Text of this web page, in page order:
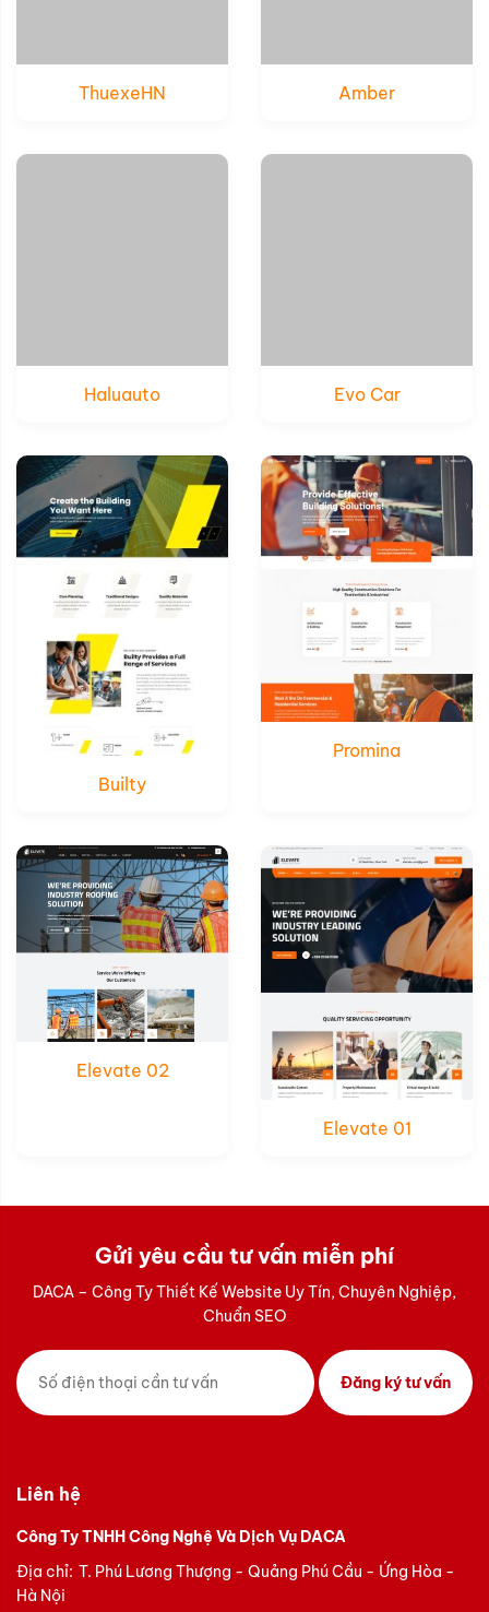
ThuexeHN Amber
Haluauto Evo Car
Chi tiết
Builty
Chi tiết
Promina
Chi tiết
Elevate 02
Chi tiết
Elevate 01
Gửi yêu cầu tư vấn miễn phí
DACA – Công Ty Thiết Kế Website Uy Tín, Chuyên Nghiệp,
Chuẩn SEO
Đăng ký tư vấn
Liên hệ
Công Ty TNHH Công Nghệ Và Dịch Vụ DACA
Địa chỉ: T. Phú Lương Thượng - Quảng Phú Cầu - Ứng Hòa -
Hà Nội